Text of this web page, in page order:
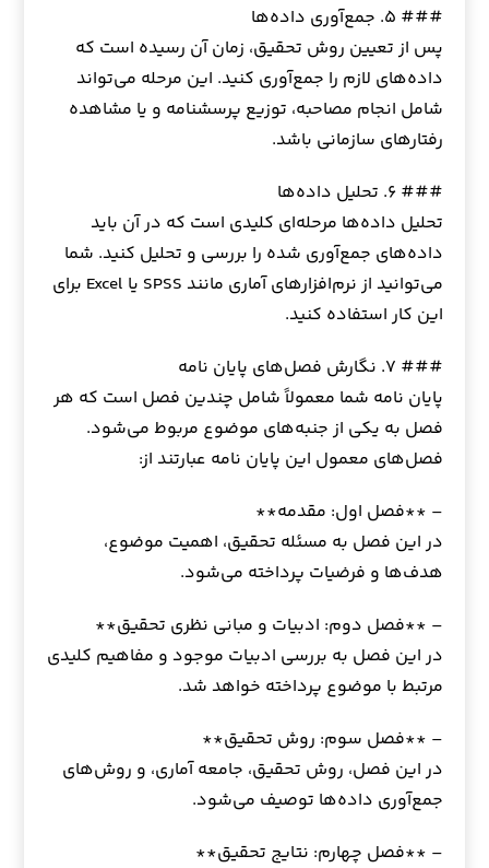
### ۵. جمع‌آوری داده‌ها
پس از تعیین روش تحقیق، زمان آن رسیده است که
داده‌های لازم را جمع‌آوری کنید. این مرحله می‌تواند
شامل انجام مصاحبه، توزیع پرسشنامه و یا مشاهده
رفتارهای سازمانی باشد.
### ۶. تحلیل داده‌ها
تحلیل داده‌ها مرحله‌ای کلیدی است که در آن باید
داده‌های جمع‌آوری شده را بررسی و تحلیل کنید. شما
می‌توانید از نرم‌افزارهای آماری مانند SPSS یا Excel برای
این کار استفاده کنید.
### ۷. نگارش فصل‌های پایان نامه
پایان نامه شما معمولاً شامل چندین فصل است که هر
فصل به یکی از جنبه‌های موضوع مربوط می‌شود.
فصل‌های معمول این پایان نامه عبارتند از:
– **فصل اول: مقدمه**
در این فصل به مسئله تحقیق، اهمیت موضوع،
هدف‌ها و فرضیات پرداخته می‌شود.
– **فصل دوم: ادبیات و مبانی نظری تحقیق**
در این فصل به بررسی ادبیات موجود و مفاهیم کلیدی
مرتبط با موضوع پرداخته خواهد شد.
– **فصل سوم: روش تحقیق**
در این فصل، روش تحقیق، جامعه آماری، و روش‌های
جمع‌آوری داده‌ها توصیف می‌شود.
– **فصل چهارم: نتایج تحقیق**